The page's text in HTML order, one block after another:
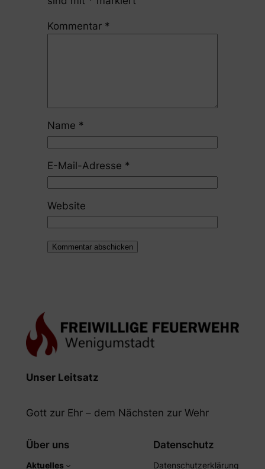
Kommentar *
Name *
E-Mail-Adresse *
Website
Unser Leitsatz
Gott zur Ehr – dem Nächsten zur Wehr
Über uns
Aktuelles
Datenschutz
Datenschutzerklärung